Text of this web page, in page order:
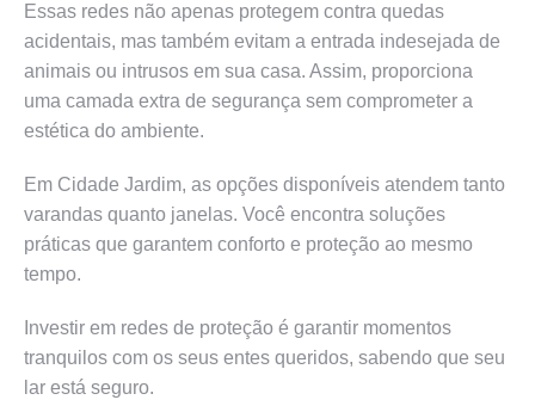
Essas redes não apenas protegem contra quedas
acidentais, mas também evitam a entrada indesejada de
animais ou intrusos em sua casa. Assim, proporciona
uma camada extra de segurança sem comprometer a
estética do ambiente.
Em Cidade Jardim, as opções disponíveis atendem tanto
varandas quanto janelas. Você encontra soluções
práticas que garantem conforto e proteção ao mesmo
tempo.
Investir em redes de proteção é garantir momentos
tranquilos com os seus entes queridos, sabendo que seu
lar está seguro.